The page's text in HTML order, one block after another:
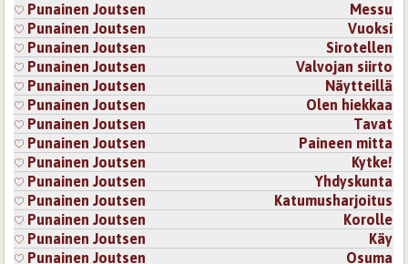
Kirjaudutairekisteröidykommentoidaksesi
Sivut
Punainen Joutsen
Messu
Punainen Joutsen
Vuoksi
Punainen Joutsen
Sirotellen
Punainen Joutsen
Valvojan siirto
Punainen Joutsen
Näytteillä
Punainen Joutsen
Olen hiekkaa
Punainen Joutsen
Tavat
Punainen Joutsen
Paineen mitta
Punainen Joutsen
Kytke!
Punainen Joutsen
Yhdyskunta
Punainen Joutsen
Katumusharjoitus
Punainen Joutsen
Korolle
Punainen Joutsen
Käy
Punainen Joutsen
Osuma